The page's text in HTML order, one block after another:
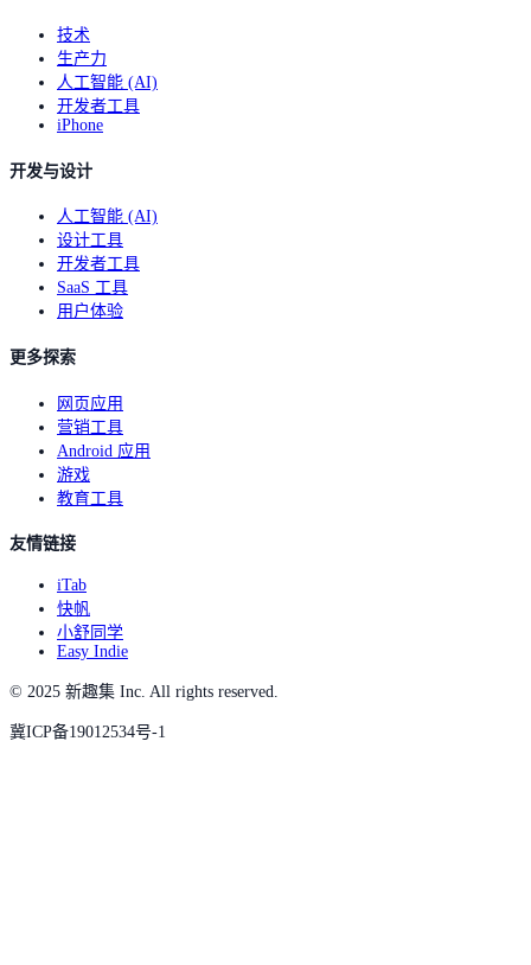
技术
生产力
人工智能 (AI)
开发者工具
iPhone
开发与设计
人工智能 (AI)
设计工具
开发者工具
SaaS 工具
用户体验
更多探索
网页应用
营销工具
Android 应用
游戏
教育工具
友情链接
iTab
快帆
小舒同学
Easy Indie
© 2025 新趣集 Inc. All rights reserved.
冀ICP备19012534号-1